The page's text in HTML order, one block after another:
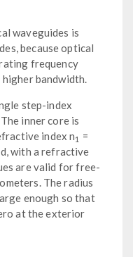
waveguides is
because optical
frequency
bandwidth.
step-index
inner core is
index n1
=
with a refractive
are valid for free-
The radius
enough so that
at the exterior